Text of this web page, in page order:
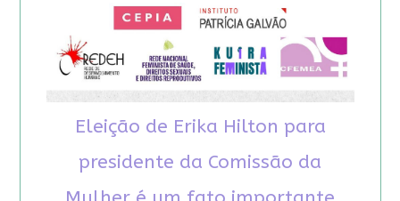
Eleição de Erika Hilton para
presidente da Comissão da